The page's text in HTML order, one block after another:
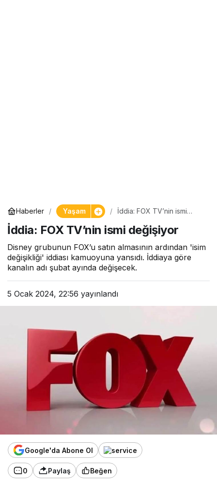
Haberler Yaşam
İddia: FOX TV’nin ismi
İddia: FOX TV’nin ismi değişiyor
Disney grubunun FOX’u satın almasının ardından 'isim
değişikliği' iddiası kamuoyuna yansıdı. İddiaya göre
kanalın adı şubat ayında değişecek.
5 Ocak 2024, 22:56 yayınlandı
Google'da Abone Ol
0 Paylaş Beğen